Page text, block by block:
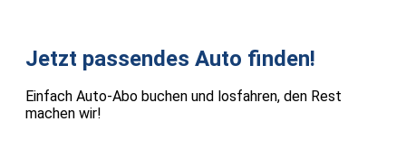
Jetzt passendes Auto finden!
Einfach Auto-Abo buchen und losfahren, den Rest
machen wir!